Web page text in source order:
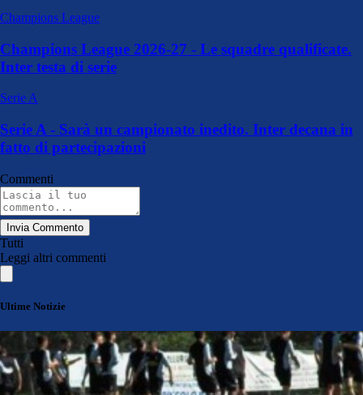
Champions League
Champions League 2026-27 - Le squadre qualificate.
Inter testa di serie
Serie A
Serie A - Sarà un campionato inedito. Inter decana in
fatto di partecipazioni
Commenti
Invia Commento
Tutti
Leggi altri commenti
Ultime Notizie